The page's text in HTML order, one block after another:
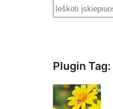
Paieška
Plugin Tag: